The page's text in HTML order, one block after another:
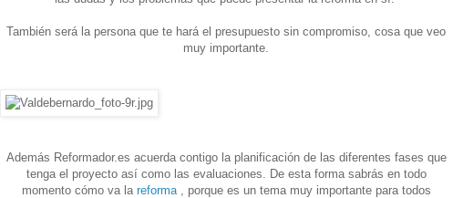
También será la persona que te hará el presupuesto sin compromiso, cosa que veo
muy importante.
Además Reformador.es acuerda contigo la planificación de las diferentes fases que
tenga el proyecto así como las evaluaciones. De esta forma sabrás en todo
momento cómo va la reforma, porque es un tema muy importante para todos